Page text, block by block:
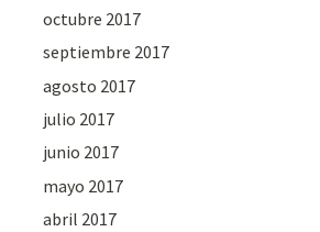
octubre 2017
septiembre 2017
agosto 2017
julio 2017
junio 2017
mayo 2017
abril 2017